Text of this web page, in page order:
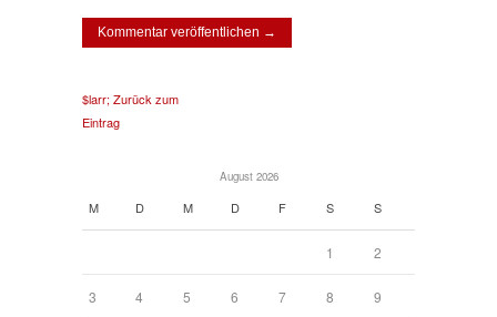
$larr; Zurück zum
Eintrag
August 2026
M D M D F S S
1 2
3 4 5 6 7 8 9